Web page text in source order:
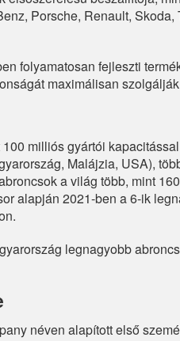
Porsche, Renault, Skoda,
folyamatosan fejleszti
maximálisan
milliós gyártói
Malájzia, USA),
a világ több, mint
alapján 2021-ben a 6-ik
legnagyobb
néven alapított első